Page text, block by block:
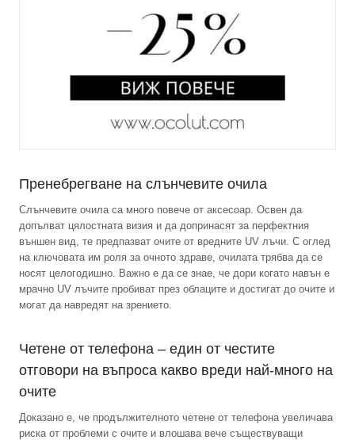
Пренебрегване на слънчевите очила
Слънчевите очила са много повече от аксесоар. Освен да
допълват цялостната визия и да допринасят за перфектния
външен вид, те предпазват очите от вредните UV лъчи. С оглед
на ключовата им роля за очното здраве, очилата трябва да се
носят целогодишно. Важно е да се знае, че дори когато навън е
мрачно UV лъчите пробиват през облаците и достигат до очите и
могат да навредят на зрението.
Четене от телефона – един от честите
отговори на въпроса какво вреди най-много на
очите
Доказано е, че продължителното четене от телефона увеличава
риска от проблеми с очите и влошава вече съществуващи